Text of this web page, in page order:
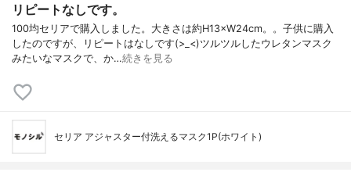
リピートなしです。
100均セリアで購入しました。大きさは約H13×W24cm。。子供に購入
したのですが、リピートはなしです(>_<)ツルツルしたウレタンマスク
みたいなマスクで、か…続きを見る
セリア アジャスター付洗えるマスク1P(ホワイト)